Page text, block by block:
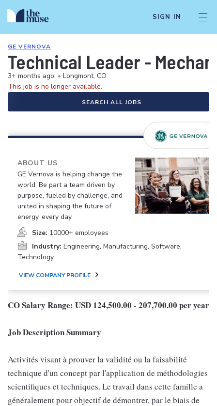
SIGN IN
GE VERNOVA
Technical Leader -
3+ months ago • Longmont, CO
This job is no longer available.
SEARCH ALL JOBS
ABOUT US
GE Vernova is helping change the
world. Be part a team driven by
purpose, fueled by challenge, and
united in shaping the future of
energy, every day.
Size: 10000+ employees
Industry: Engineering, Manufacturing, Software,
Technology
VIEW COMPANY PROFILE
CO Salary Range: USD 124,500.00 - 207,700.00 per year
Job Description Summary
Activités visant à prouver la validité ou la faisabilité
technique d'un concept par l'application de méthodologies
scientifiques et techniques. Le travail dans cette famille a
généralement pour objectif de démontrer, par le biais de